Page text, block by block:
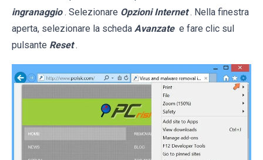
ingranaggio . Selezionare Opzioni Internet . Nella finestra
aperta, selezionare la scheda Avanzate e fare clic sul
pulsante Reset .